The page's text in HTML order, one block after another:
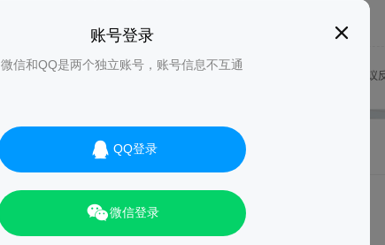
账号登录
微信和QQ是两个独立账号，账号信息不互通
QQ登录
微信登录